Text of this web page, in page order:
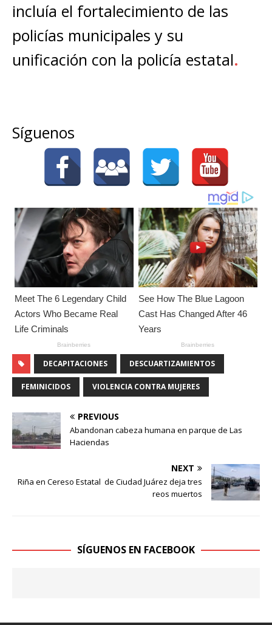
incluía el fortalecimiento de las
policías municipales y su
unificación con la policía estatal.
Síguenos
DECAPITACIONES DESCUARTIZAMIENTOS
FEMINICIDOS VIOLENCIA CONTRA MUJERES
PREVIOUS
Abandonan cabeza humana en parque de Las
Haciendas
NEXT
Riña en Cereso Estatal de Ciudad Juárez deja tres
reos muertos
SÍGUENOS EN FACEBOOK